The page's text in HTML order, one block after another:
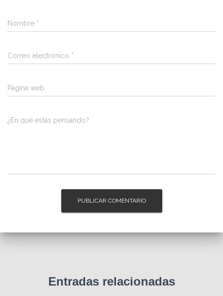
Nombre *
Correo electrónico *
Página web
¿En qué estás pensando?
Entradas relacionadas